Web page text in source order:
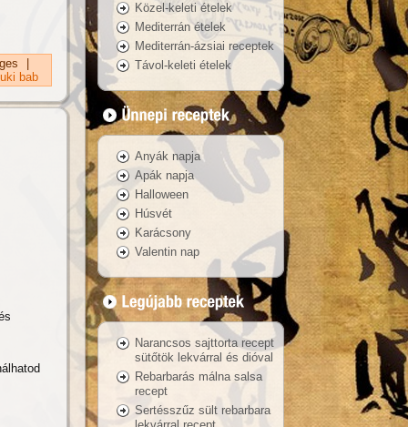
bab
Közel-keleti ételek
Mediterrán ételek
Mediterrán-ázsiai receptek
Távol-keleti ételek
Anyák napja
Apák napja
Halloween
Húsvét
Karácsony
Valentin nap
Narancsos sajttorta recept
sütőtök lekvárral és dióval
Rebarbarás málna salsa
recept
Sertésszűz sült rebarbara